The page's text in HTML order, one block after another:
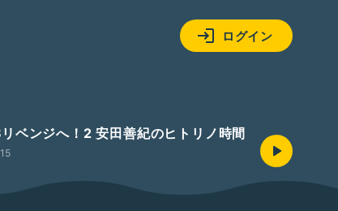
ログイン
ベンジへ！2 安田善紀のヒトリノ時間